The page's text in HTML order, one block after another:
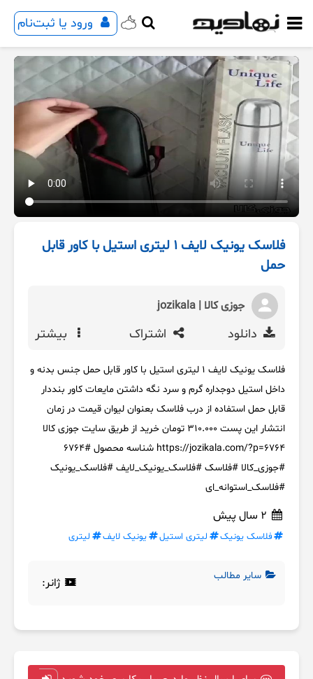
ورود یا ثبت‌نام
فلاسک یونیک لایف 1 لیتری استیل با کاور قابل
حمل
جوزی کالا | jozikala
دانلود اشتراک بیشتر
فلاسک یونیک لایف 1 لیتری استیل با کاور قابل حمل جنس بدنه و
داخل استیل دوجداره گرم و سرد نگه داشتن مایعات کاور بنددار
قابل حمل استفاده از درب فلاسک بعنوان لیوان قیمت در زمان
انتشار این پست ۳۱۰.۰۰۰ تومان خرید از طریق سایت جوزی کالا
https://jozikala.com/?p=6764 شناسه محصول #۶۷۶۴
#جوزی_کالا #فلاسک #فلاسک_یونیک_لایف #فلاسک_یونیک
#فلاسک_استوانه_ای
فلاسک یونیک لیتری استیل یونیک لایف لیتری
سایر مطالب ژانر: